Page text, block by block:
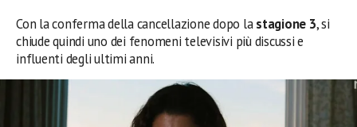
Con la conferma della cancellazione dopo lastagione 3, si
chiude quindi uno dei fenomeni televisivi più discussi e
influenti degli ultimi anni.